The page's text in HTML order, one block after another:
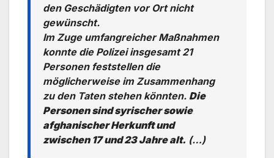
den Geschädigten vor Ort nicht
gewünscht.
Im Zuge umfangreicher Maßnahmen
konnte die Polizei insgesamt 21
Personen feststellen die
möglicherweise im Zusammenhang
zu den Taten stehen könnten. Die
Personen sind syrischer sowie
afghanischer Herkunft und
zwischen 17 und 23 Jahre alt. (…)